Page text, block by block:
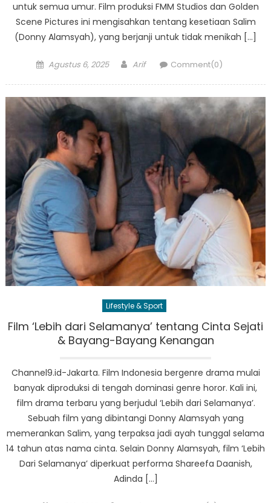
untuk semua umur. Film produksi FMM Studios dan Golden
Scene Pictures ini mengisahkan tentang kesetiaan Salim
(Donny Alamsyah), yang berjanji untuk tidak menikah […]
Posted
Agustus 6, 2025 Author
Arif Comment(0)
Lifestyle & Sport
Film ‘Lebih dari Selamanya’ tentang Cinta Sejati
& Bayang-Bayang Kenangan
Channel9.id-Jakarta. Film Indonesia bergenre drama mulai
banyak diproduksi di tengah dominasi genre horor. Kali ini,
film drama terbaru yang berjudul ‘Lebih dari Selamanya’.
Sebuah film yang dibintangi Donny Alamsyah yang
memerankan Salim, yang terpaksa jadi ayah tunggal selama
14 tahun atas nama cinta. Selain Donny Alamsyah, film ‘Lebih
Dari Selamanya’ diperkuat performa Shareefa Daanish,
Adinda […]